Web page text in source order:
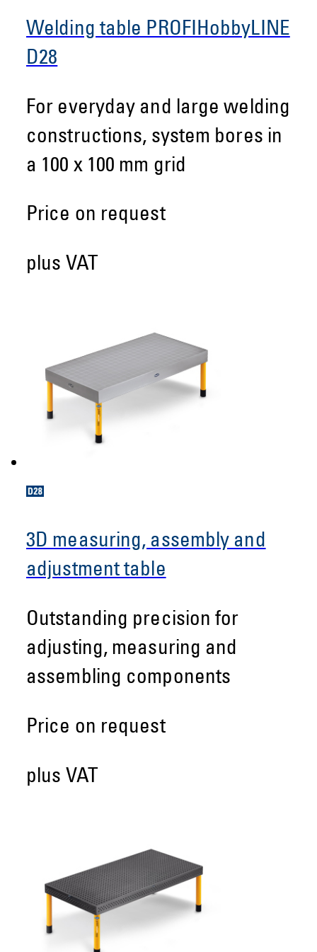
Welding table PROFIHobbyLINE
D28
For everyday and large welding
constructions, system bores in
a 100 x 100 mm grid
Price on request
plus VAT
3D measuring, assembly and
adjustment table
Outstanding precision for
adjusting, measuring and
assembling components
Price on request
plus VAT